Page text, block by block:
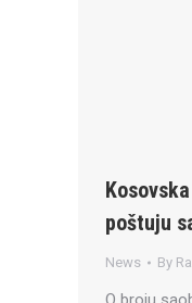
poštuju
News By